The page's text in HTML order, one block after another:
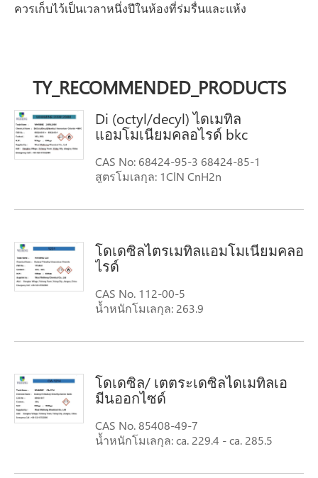
ควรเก็บไว้เป็นเวลาหนึ่งปีในห้องที่ร่มรื่นและแห้ง
TY_RECOMMENDED_PRODUCTS
Di (octyl/decyl) ไดเมทิล
แอมโมเนียมคลอไรด์ bkc
CAS No: 68424-95-3 68424-85-1
สูตรโมเลกุล: 1ClN CnH2n
โดเดซิลไตรเมทิลแอมโมเนียมคลอ
ไรด์
CAS No. 112-00-5
น้ำหนักโมเลกุล: 263.9
คำพ้องความหมาย: 1-Dodecanaminium,
คลอไรด์
โดเดซิล/ เตตระเดซิลไดเมทิลเอ
มีนออกไซด์
CAS No. 85408-49-7
น้ำหนักโมเลกุล: ca. 229.4 - ca. 285.5
14, 16หรือ18